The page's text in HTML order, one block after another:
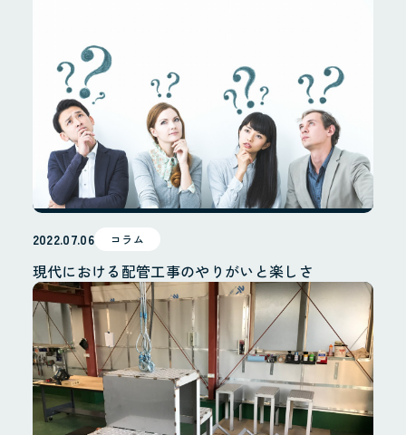
2022.07.06 コラム
現代における配管工事のやりがいと楽しさ